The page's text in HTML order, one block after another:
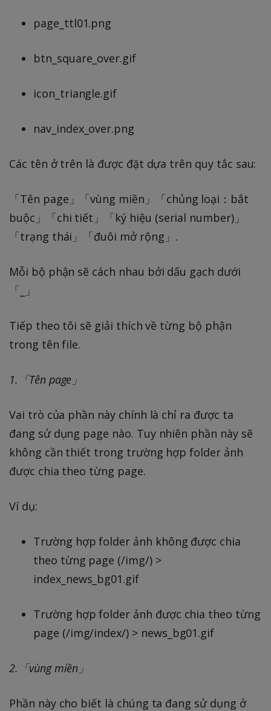
page_ttl01.png
btn_square_over.gif
icon_triangle.gif
nav_index_over.png
Các tên ở trên là được đặt dựa trên quy tắc sau:
「Tên page」「vùng miền」「chủng loại：bắt
buộc」「chi tiết」「ký hiệu (serial number)」
「trạng thái」「đuôi mở rộng」.
Mỗi bộ phận sẽ cách nhau bởi dấu gạch dưới
「_」
Tiếp theo tôi sẽ giải thích về từng bộ phận
trong tên file.
1.「Tên page」
Vai trò của phần này chính là chỉ ra được ta
đang sử dụng page nào. Tuy nhiên phần này sẽ
không cần thiết trong trường hợp folder ảnh
được chia theo từng page.
Ví dụ:
Trường hợp folder ảnh không được chia
theo từng page (/img/) >
index_news_bg01.gif
Trường hợp folder ảnh được chia theo từng
page (/img/index/) > news_bg01.gif
2.「vùng miền」
Phần này cho biết là chúng ta đang sử dụng ở